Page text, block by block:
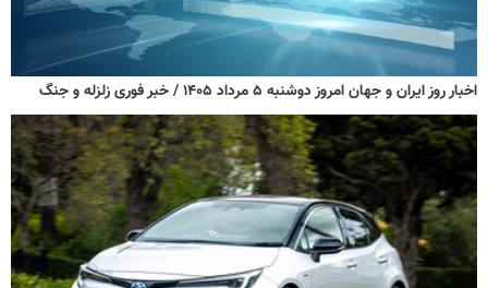
اخبار روز ایران و جهان امروز دوشنبه ۵ مرداد ۱۴۰۵ / خبر فوری زلزله و جنگ